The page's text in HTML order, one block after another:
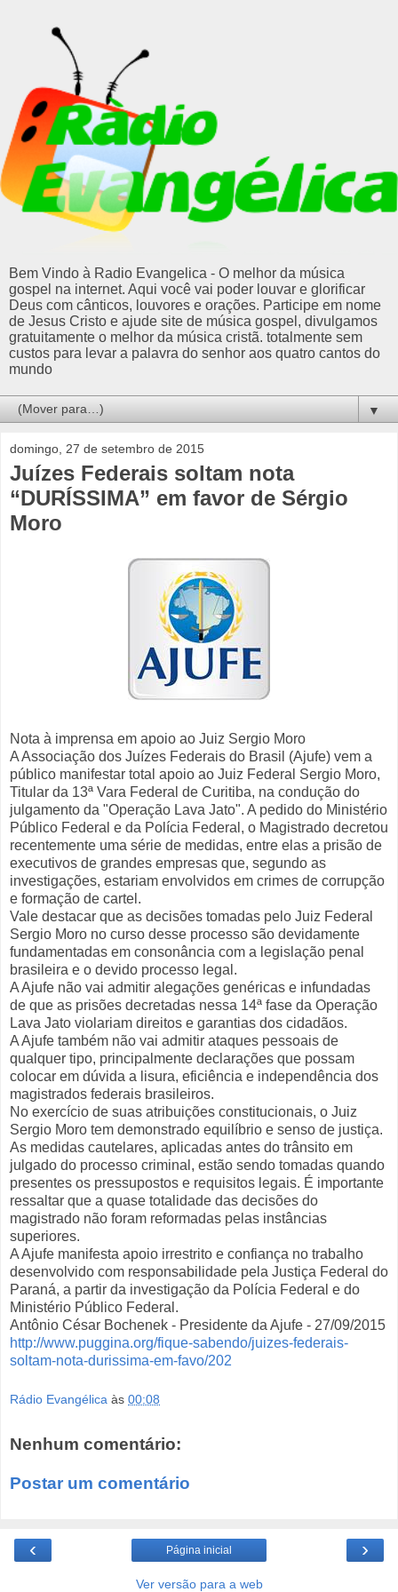
Bem Vindo à Radio Evangelica - O melhor da música
gospel na internet. Aqui você vai poder louvar e glorificar
Deus com cânticos, louvores e orações. Participe em nome
de Jesus Cristo e ajude site de música gospel, divulgamos
gratuitamente o melhor da música cristã. totalmente sem
custos para levar a palavra do senhor aos quatro cantos do
mundo
▼
domingo, 27 de setembro de 2015
Juízes Federais soltam nota
“DURÍSSIMA” em favor de Sérgio
Moro
Nota à imprensa em apoio ao Juiz Sergio Moro
A Associação dos Juízes Federais do Brasil (Ajufe) vem a
público manifestar total apoio ao Juiz Federal Sergio Moro,
Titular da 13ª Vara Federal de Curitiba, na condução do
julgamento da "Operação Lava Jato". A pedido do Ministério
Público Federal e da Polícia Federal, o Magistrado decretou
recentemente uma série de medidas, entre elas a prisão de
executivos de grandes empresas que, segundo as
investigações, estariam envolvidos em crimes de corrupção
e formação de cartel.
Vale destacar que as decisões tomadas pelo Juiz Federal
Sergio Moro no curso desse processo são devidamente
fundamentadas em consonância com a legislação penal
brasileira e o devido processo legal.
A Ajufe não vai admitir alegações genéricas e infundadas
de que as prisões decretadas nessa 14ª fase da Operação
Lava Jato violariam direitos e garantias dos cidadãos.
A Ajufe também não vai admitir ataques pessoais de
qualquer tipo, principalmente declarações que possam
colocar em dúvida a lisura, eficiência e independência dos
magistrados federais brasileiros.
No exercício de suas atribuições constitucionais, o Juiz
Sergio Moro tem demonstrado equilíbrio e senso de justiça.
As medidas cautelares, aplicadas antes do trânsito em
julgado do processo criminal, estão sendo tomadas quando
presentes os pressupostos e requisitos legais. É importante
ressaltar que a quase totalidade das decisões do
magistrado não foram reformadas pelas instâncias
superiores.
A Ajufe manifesta apoio irrestrito e confiança no trabalho
desenvolvido com responsabilidade pela Justiça Federal do
Paraná, a partir da investigação da Polícia Federal e do
Ministério Público Federal.
Antônio César Bochenek - Presidente da Ajufe - 27/09/2015
http://www.puggina.org/fique-sabendo/juizes-federais-
soltam-nota-durissima-em-favo/202
Rádio Evangélica às 00:08
Nenhum comentário:
Postar um comentário
‹ ›
Página inicial
Ver versão para a web